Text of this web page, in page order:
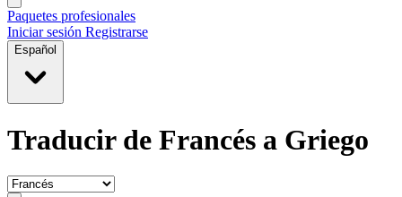
Paquetes profesionales
Iniciar sesión Registrarse
Español
Traducir de Francés a Griego